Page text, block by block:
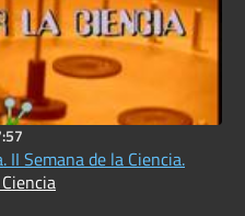
II Semana de la Ciencia.